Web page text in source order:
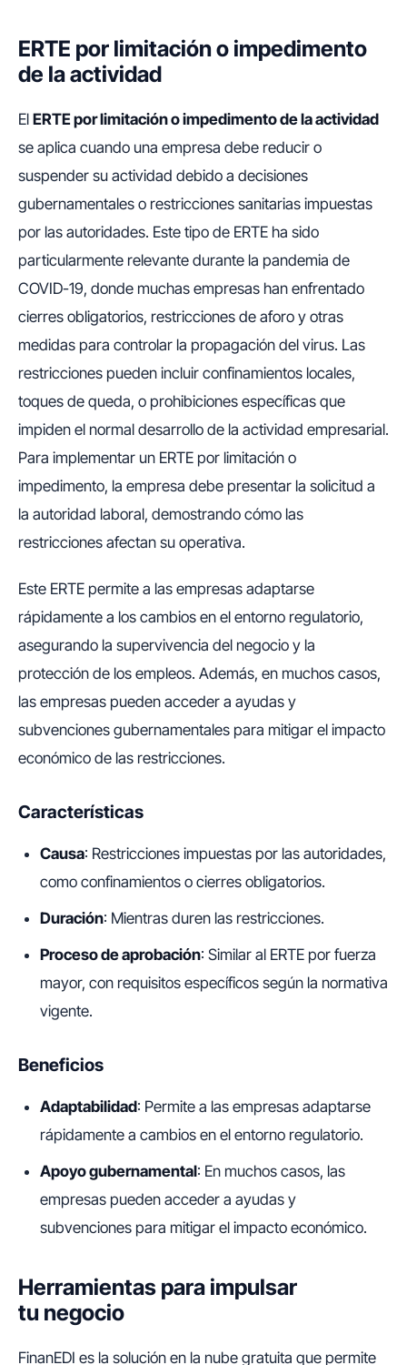
ERTE por limitación o impedimento
de la actividad
El ERTE por limitación o impedimento de la actividad
se aplica cuando una empresa debe reducir o
suspender su actividad debido a decisiones
gubernamentales o restricciones sanitarias impuestas
por las autoridades. Este tipo de ERTE ha sido
particularmente relevante durante la pandemia de
COVID-19, donde muchas empresas han enfrentado
cierres obligatorios, restricciones de aforo y otras
medidas para controlar la propagación del virus. Las
restricciones pueden incluir confinamientos locales,
toques de queda, o prohibiciones específicas que
impiden el normal desarrollo de la actividad empresarial.
Para implementar un ERTE por limitación o
impedimento, la empresa debe presentar la solicitud a
la autoridad laboral, demostrando cómo las
restricciones afectan su operativa.
Este ERTE permite a las empresas adaptarse
rápidamente a los cambios en el entorno regulatorio,
asegurando la supervivencia del negocio y la
protección de los empleos. Además, en muchos casos,
las empresas pueden acceder a ayudas y
subvenciones gubernamentales para mitigar el impacto
económico de las restricciones.
Características
Causa: Restricciones impuestas por las autoridades,
como confinamientos o cierres obligatorios.
Duración: Mientras duren las restricciones.
Proceso de aprobación: Similar al ERTE por fuerza
mayor, con requisitos específicos según la normativa
vigente.
Beneficios
Adaptabilidad: Permite a las empresas adaptarse
rápidamente a cambios en el entorno regulatorio.
Apoyo gubernamental: En muchos casos, las
empresas pueden acceder a ayudas y
subvenciones para mitigar el impacto económico.
Herramientas para impulsar
tu negocio
FinanEDI es la solución en la nube gratuita que permite